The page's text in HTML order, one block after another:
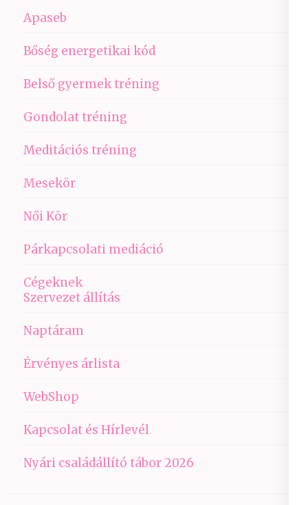
Apaseb
Bőség energetikai kód
Belső gyermek tréning
Gondolat tréning
Meditációs tréning
Mesekör
Női Kör
Párkapcsolati mediáció
Cégeknek
Szervezet állítás
Naptáram
Érvényes árlista
WebShop
Kapcsolat és Hírlevél
Nyári családállító tábor 2026